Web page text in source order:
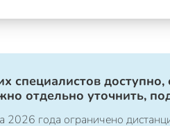
специалистов
отдельно уточнить,
2026 года ограничено